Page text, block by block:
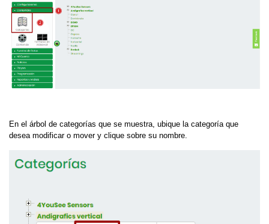
En el árbol de categorías que se muestra, ubique la categoría que
desea modificar o mover y clique sobre su nombre.